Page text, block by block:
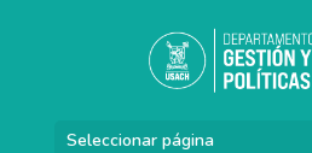
Seleccionar página